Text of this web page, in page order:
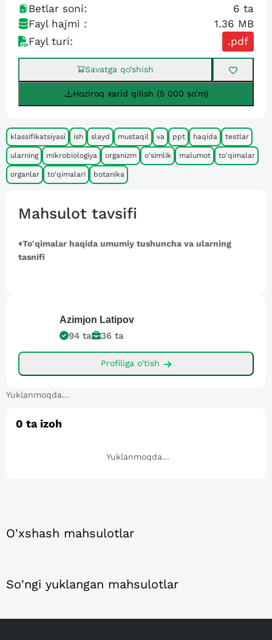
Betlar soni: 6 ta
Fayl hajmi :
1.36 MB
Fayl turi:
.pdf
Savatga qo’shish
Hoziroq xarid qilish (5 000 so'm)
klassifikatsiyasi ish slayd mustaqil va ppt haqida testlar
ularning mikrobiologiya organizm o'simlik malumot to'qimalar
organlar to'qimalari botanika
Mahsulot tavsifi
♦️To'qimalar haqida umumiy tushuncha va ularning
tasnifi
Azimjon Latipov
94 ta 36 ta
Profiliga o'tish
Yuklanmoqda...
0 ta izoh
Yuklanmoqda...
O'xshash mahsulotlar
So'ngi yuklangan mahsulotlar